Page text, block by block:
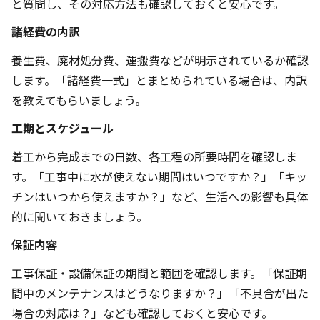
と質問し、その対応方法も確認しておくと安心です。
諸経費の内訳
養生費、廃材処分費、運搬費などが明示されているか確認
します。「諸経費一式」とまとめられている場合は、内訳
を教えてもらいましょう。
工期とスケジュール
着工から完成までの日数、各工程の所要時間を確認しま
す。「工事中に水が使えない期間はいつですか？」「キッ
チンはいつから使えますか？」など、生活への影響も具体
的に聞いておきましょう。
保証内容
工事保証・設備保証の期間と範囲を確認します。「保証期
間中のメンテナンスはどうなりますか？」「不具合が出た
場合の対応は？」なども確認しておくと安心です。